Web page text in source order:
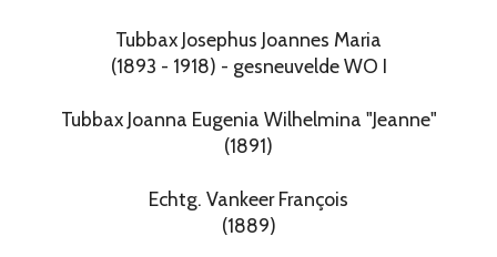
Tubbax Josephus Joannes Maria
(1893 - 1918) - gesneuvelde WO I
Tubbax Joanna Eugenia Wilhelmina "Jeanne"
(1891)
Echtg. Vankeer François
(1889)